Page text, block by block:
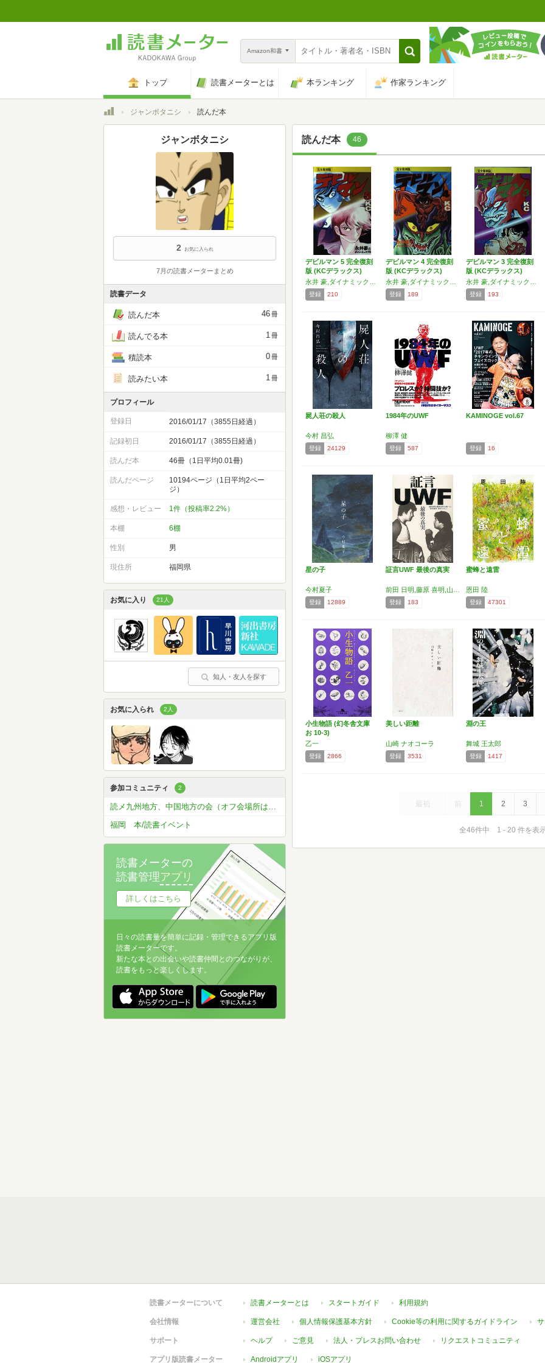
Amazon和書
トップ 読書メーターとは 本ランキング 作家ランキング
トップジャンボタニシ 読んだ本
読んだ本 46
デビルマン 5 完全復刻
版 (KCデラックス)
登録 210
デビルマン 4 完全復刻
版 (KCデラックス)
登録 189
デビルマン 3 完全復刻
版 (KCデラックス)
登録 193
屍人荘の殺人
今村 昌弘
登録 24129
1984年のUWF
柳澤 健
登録 587
KAMINOGE vol.67
登録 16
星の子
今村夏子
登録 12889
証言UWF 最後の真実
登録 183
蜜蜂と遠雷
恩田 陸
登録 47301
小生物語 (幻冬舎文庫
お 10-3)
乙一
登録 2866
美しい距離
山崎 ナオコーラ
登録 3531
淵の王
舞城 王太郎
登録 1417
最初 前 1 2 3
全46件中 1 - 20 件を表
ジャンボタニシ
2 お気に入られ
7月の読書メーターまとめ
読書データ
読んだ本 46冊
読んでる本 1冊
積読本 0冊
読みたい本 1冊
プロフィール
登録日 2016/01/17（3855日経過）
記録初日 2016/01/17（3855日経過）
読んだ本 46冊（1日平均0.01冊)
読んだページ
10194ページ（1日平均2ペー
ジ）
感想・レビュー 1件（投稿率2.2%）
本棚 6棚
性別 男
現住所 福岡県
お気に入り 21人
知人・友人を探す
お気に入られ 2人
参加コミュニティ 2
読メ九州地方、中国地方の会（オフ会場所は福岡）
福岡 本/読書イベント
読書メーターの
読書管理アプリ
詳しくはこちら
日々の読書量を簡単に記録・管理できるアプリ版
読書メーターです。
新たな本との出会いや読書仲間とのつながりが、
読書をもっと楽しくします。
読書メーターについて 読書メーターとは スタートガイド 利用規約
会社情報 運営会社 個人情報保護基本方針 Cookie等の利用に関するガイドライン
サポート ヘルプ ご意見 法人・プレスお問い合わせ リクエストコミュニティ
アプリ版読書メーター Androidアプリ iOSアプリ